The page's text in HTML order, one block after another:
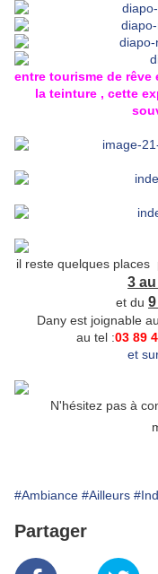
entre tourisme de rêve
la teinture , cette
il reste quelques places
3
et du
Dany est joignable
au tel :03 89
et
N'hésitez pas à
#Ambiance #Ailleurs
Partager